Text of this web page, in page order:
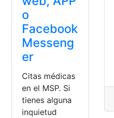
o
Facebook
Messeng
er
Citas médicas
en el MSP. Si
tienes alguna
inquietud